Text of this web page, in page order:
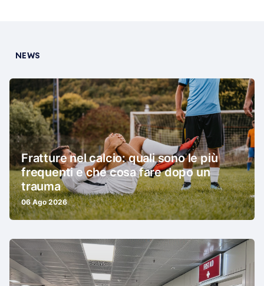
NEWS
Fratture nel calcio: quali sono le più
frequenti e che cosa fare dopo un
trauma
06 Ago 2026